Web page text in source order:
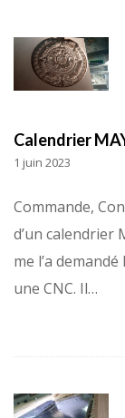
Calendrier
1 juin 2023
Commande,
d’un calendrier
me l’a
une CNC. Il…